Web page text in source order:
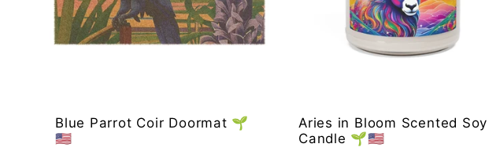
Blue Parrot Coir Doormat 🌱
🇺🇸
Aries in Bloom Scented Soy
Candle 🌱🇺🇸